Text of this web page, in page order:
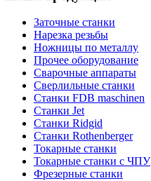
Заточные станки
Нарезка резьбы
Ножницы по металлу
Прочее оборудование
Сварочные аппараты
Сверлильные станки
Станки FDB maschinen
Станки Jet
Станки Ridgid
Станки Rothenberger
Токарные станки
Токарные станки с ЧПУ
Фрезерные станки